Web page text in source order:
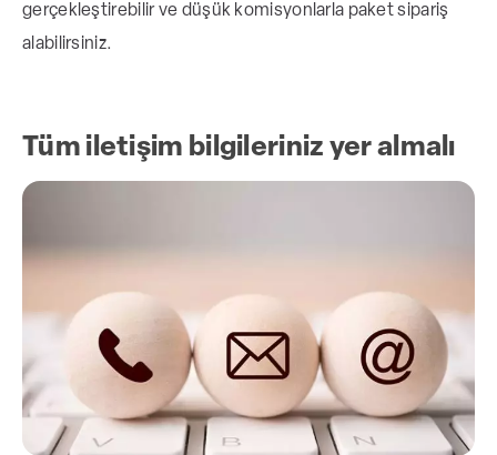
gerçekleştirebilir ve düşük komisyonlarla paket sipariş
alabilirsiniz.
Tüm iletişim bilgileriniz yer almalı